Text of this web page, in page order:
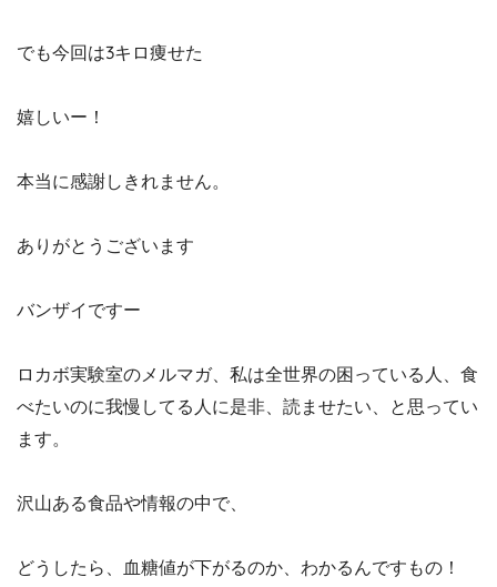
でも今回は3キロ痩せた
嬉しいー！
本当に感謝しきれません。
ありがとうございます
バンザイですー
ロカボ実験室のメルマガ、私は全世界の困っている人、食
べたいのに我慢してる人に是非、読ませたい、と思ってい
ます。
沢山ある食品や情報の中で、
どうしたら、血糖値が下がるのか、わかるんですもの！